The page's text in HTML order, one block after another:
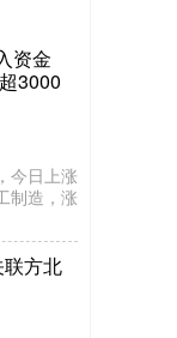
3000
今日上涨
造，涨
北